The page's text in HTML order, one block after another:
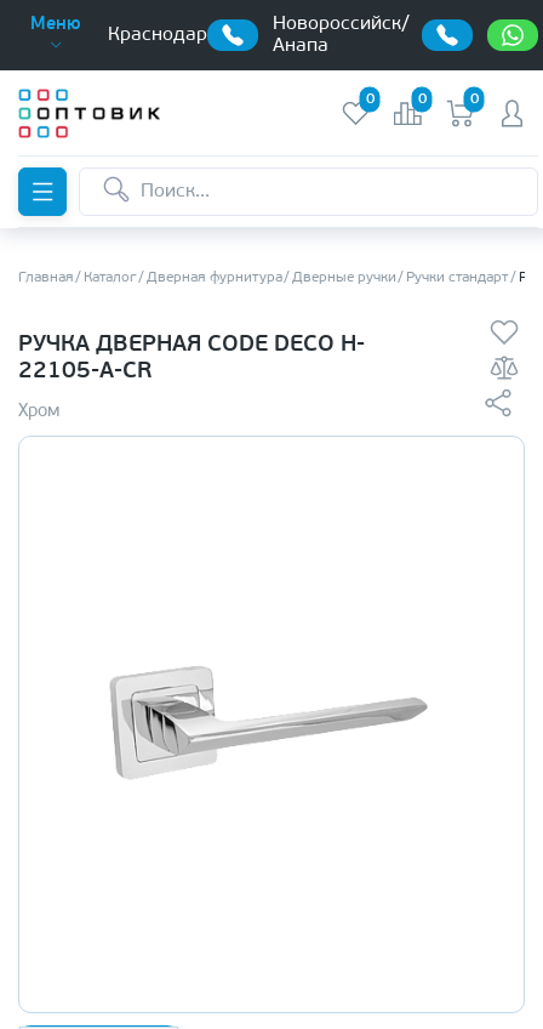
Меню
Краснодар
Новороссийск/
Анапа
0 0 0
Главная Каталог Дверная фурнитура Дверные ручки Ручки стандарт
РУЧКА ДВЕРНАЯ CODE DECO H-
22105-A-CR
Хром